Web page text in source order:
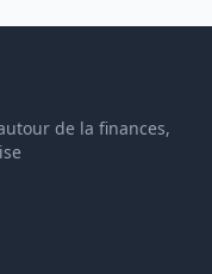
de la finances,